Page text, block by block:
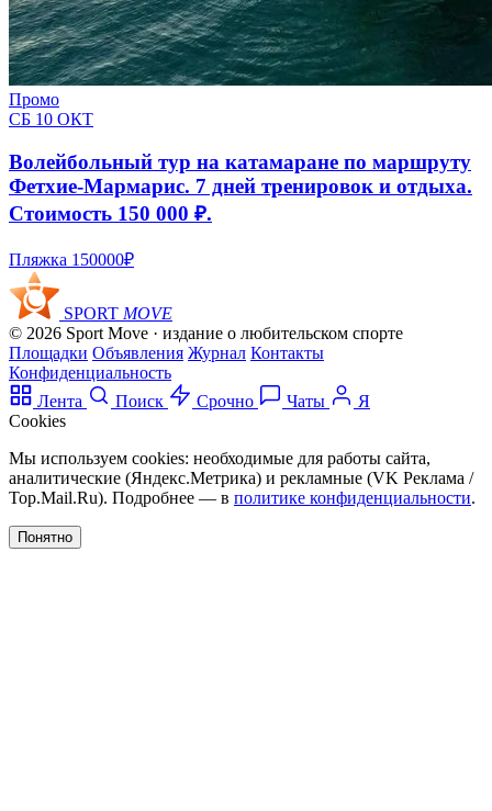
Промо
СБ 10 ОКТ
Волейбольный тур на катамаране по маршруту
Фетхие-Мармарис. 7 дней тренировок и отдыха.
Стоимость 150 000 ₽.
Пляжка 150000₽
SPORT MOVE
© 2026 Sport Move · издание о любительском спорте
Площадки Объявления Журнал Контакты
Конфиденциальность
Лента
Поиск Срочно Чаты
Я
Cookies
Мы используем cookies: необходимые для работы сайта,
аналитические (Яндекс.Метрика) и рекламные (VK Реклама /
Top.Mail.Ru). Подробнее — в политике конфиденциальности.
Понятно